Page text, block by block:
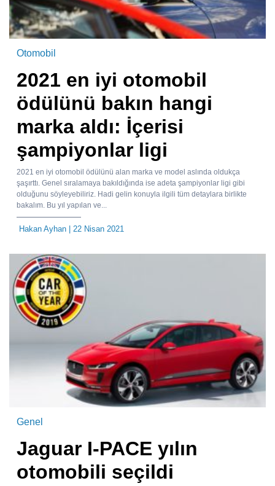
Otomobil
2021 en iyi otomobil
ödülünü bakın hangi
marka aldı: İçerisi
şampiyonlar ligi
2021 en iyi otomobil ödülünü alan marka ve model aslında oldukça
şaşırttı. Genel sıralamaya bakıldığında ise adeta şampiyonlar ligi gibi
olduğunu söyleyebiliriz. Hadi gelin konuyla ilgili tüm detaylara birlikte
bakalım. Bu yıl yapılan ve...
Hakan Ayhan | 22 Nisan 2021
Genel
Jaguar I-PACE yılın
otomobili seçildi